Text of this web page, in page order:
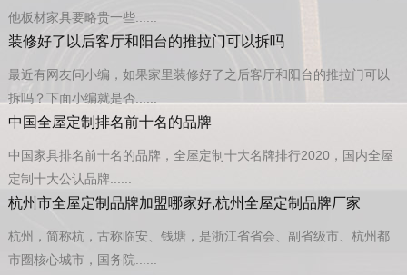
他板材家具要略贵一些......
装修好了以后客厅和阳台的推拉门可以拆吗
最近有网友问小编，如果家里装修好了之后客厅和阳台的推拉门可以
拆吗？下面小编就是否......
中国全屋定制排名前十名的品牌
中国家具排名前十名的品牌，全屋定制十大名牌排行2020，国内全屋
定制十大公认品牌......
杭州市全屋定制品牌加盟哪家好,杭州全屋定制品牌厂家
杭州，简称杭，古称临安、钱塘，是浙江省省会、副省级市、杭州都
市圈核心城市，国务院......